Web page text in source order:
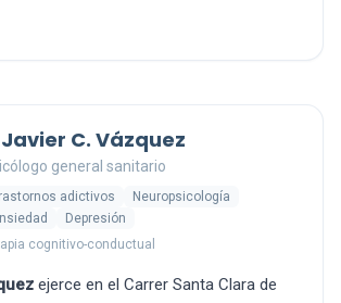
Javier C. Vázquez
general sanitario
adictivos
Neuropsicología
Depresión
cognitivo-conductual
ejerce en el Carrer Santa Clara de